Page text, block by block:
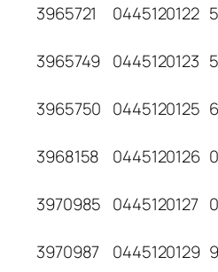
3965721 0445120122
3965749 0445120123
3965750 0445120125
3968158 0445120126
3970985 0445120127
3970987 0445120129